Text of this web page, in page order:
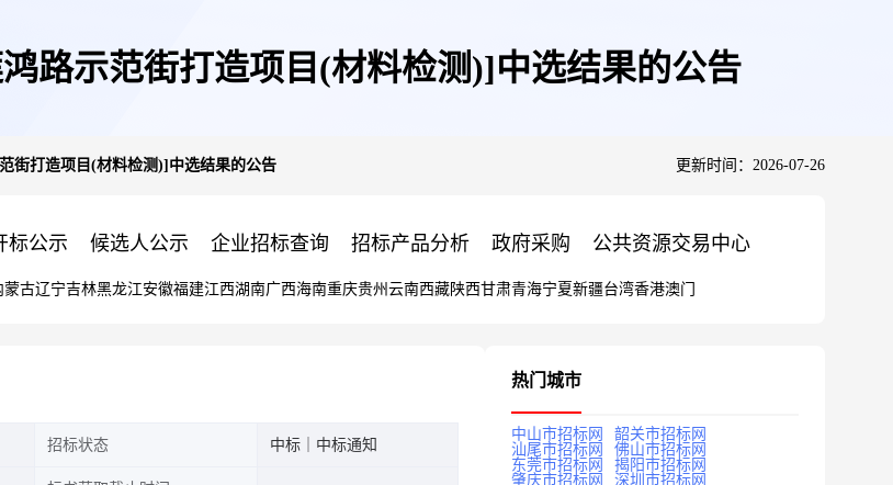
路示范街打造项目(材料检测)]中选结果的公告
街打造项目(材料检测)]中选结果的公告 更新时间：2026-07-26
标公示 候选人公示 企业招标查询 招标产品分析 政府采购 公共资源交易中心
蒙古辽宁吉林黑龙江安徽福建江西湖南广西海南重庆贵州 云南西藏陕西甘肃青海宁夏新疆台湾香港澳门
招标状态 中标｜中标通知
热门城市
中山市招标网
韶关市招标网
汕尾市招标网
佛山市招标网
东莞市招标网
揭阳市招标网
肇庆市招标网
深圳市招标网